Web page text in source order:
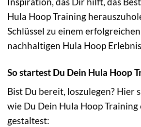
Hula Hoop Training
Schlüssel zu einem
nachhaltigen Hula Hoop
So startest Du Dein Hula Hoop
Bist Du bereit, loszulegen? Hier
wie Du Dein Hula Hoop Training
gestaltest: